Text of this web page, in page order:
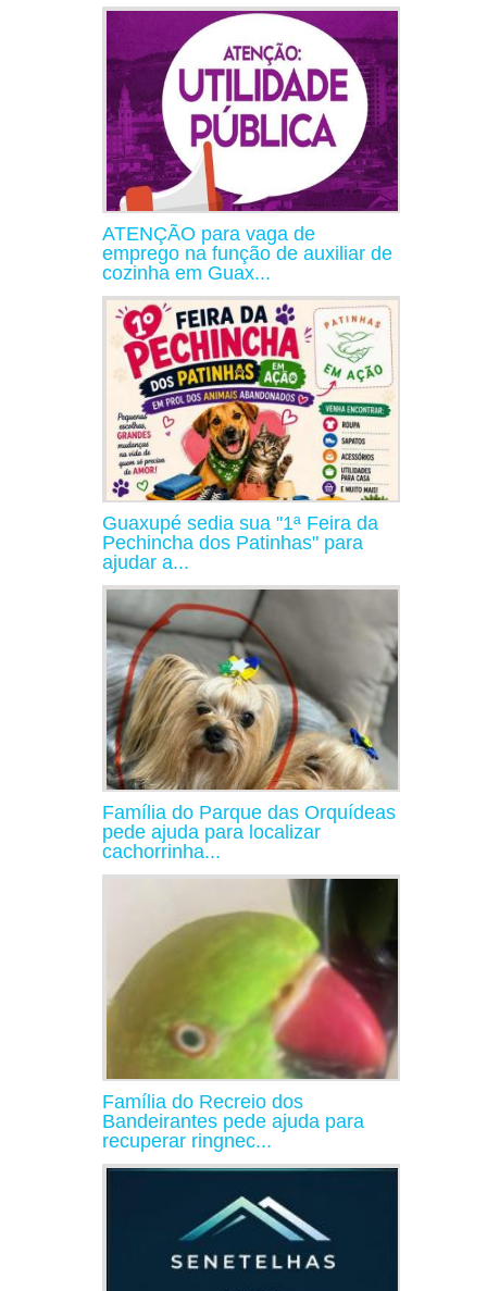
ATENÇÃO para vaga de
emprego na função de auxiliar de
cozinha em Guax...
Guaxupé sedia sua "1ª Feira da
Pechincha dos Patinhas" para
ajudar a...
Família do Parque das Orquídeas
pede ajuda para localizar
cachorrinha...
Família do Recreio dos
Bandeirantes pede ajuda para
recuperar ringnec...